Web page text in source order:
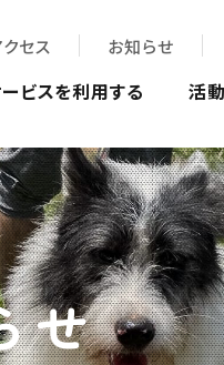
セス お知らせ
ビスを利用する 活
せ